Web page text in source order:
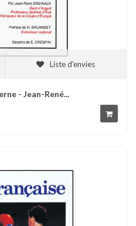
Liste d'envies
- Jean-René...